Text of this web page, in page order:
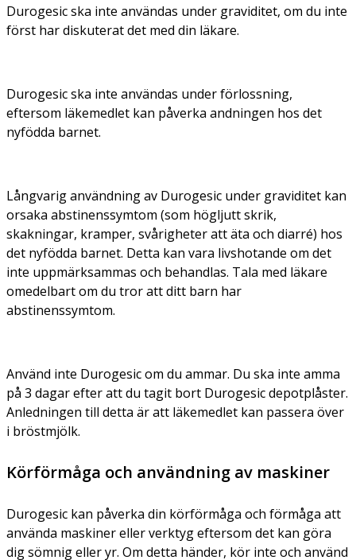
Durogesic ska inte användas under graviditet, om du inte
först har diskuterat det med din läkare.
Durogesic ska inte användas under förlossning,
eftersom läkemedlet kan påverka andningen hos det
nyfödda barnet.
Långvarig användning av Durogesic under graviditet kan
orsaka abstinenssymtom (som högljutt skrik,
skakningar, kramper, svårigheter att äta och diarré) hos
det nyfödda barnet. Detta kan vara livshotande om det
inte uppmärksammas och behandlas. Tala med läkare
omedelbart om du tror att ditt barn har
abstinenssymtom.
Använd inte Durogesic om du ammar. Du ska inte amma
på 3 dagar efter att du tagit bort Durogesic depotplåster.
Anledningen till detta är att läkemedlet kan passera över
i bröstmjölk.
Körförmåga och användning av maskiner
Durogesic kan påverka din körförmåga och förmåga att
använda maskiner eller verktyg eftersom det kan göra
dig sömnig eller yr. Om detta händer, kör inte och använd